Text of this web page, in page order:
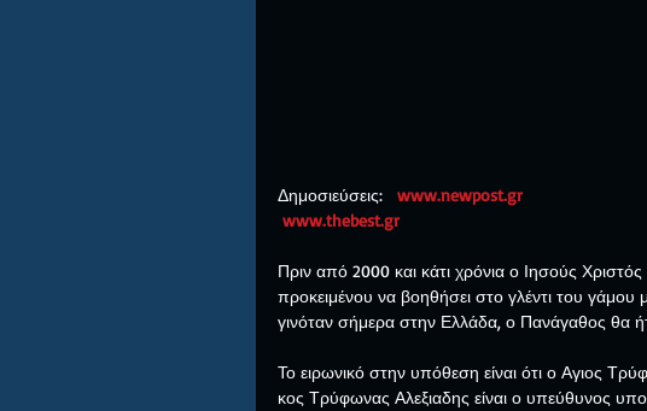
Δημοσιεύσεις: www.newpost.gr
www.thebest.gr
Πριν από 2000 και κάτι χρόνια ο Ιησούς
προκειμένου να βοηθήσει στο γλέντι του γάμου
γινόταν σήμερα στην Ελλάδα, ο Πανάγαθος θα
Το ειρωνικό στην υπόθεση είναι ότι ο Αγιος
κος Τρύφωνας Αλεξιαδης είναι ο υπεύθυνος